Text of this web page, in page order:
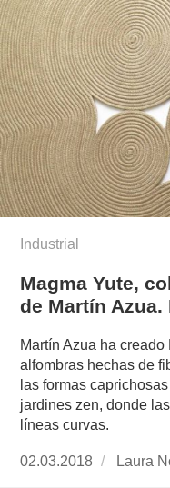
Industrial
Magma Yute,
de Martín
Martín Azua ha
alfombras hechas de
las formas
jardines zen, donde
líneas curvas.
Publicado
02.03.2018
https://
Laura